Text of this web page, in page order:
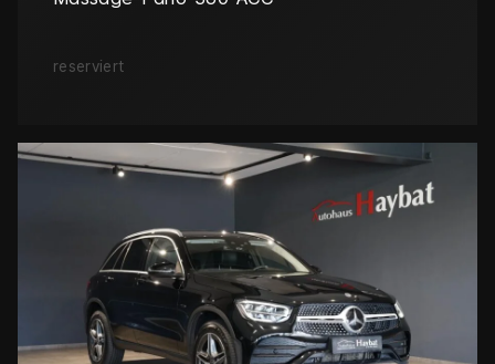
reserviert